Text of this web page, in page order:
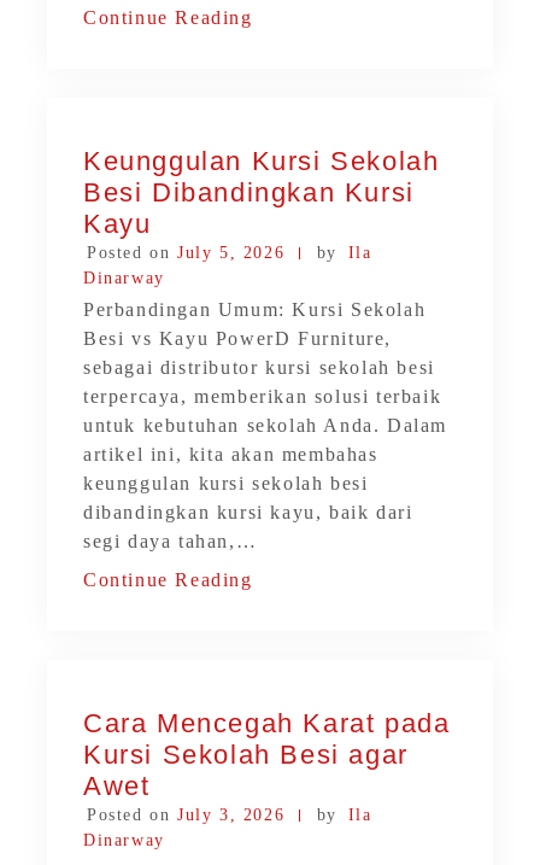
Continue Reading
Keunggulan Kursi Sekolah
Besi Dibandingkan Kursi
Kayu
Posted on July 5, 2026 by
Ila
Dinarway
Perbandingan Umum: Kursi Sekolah
Besi vs Kayu PowerD Furniture,
sebagai distributor kursi sekolah besi
terpercaya, memberikan solusi terbaik
untuk kebutuhan sekolah Anda. Dalam
artikel ini, kita akan membahas
keunggulan kursi sekolah besi
dibandingkan kursi kayu, baik dari
segi daya tahan,…
Continue Reading
Cara Mencegah Karat pada
Kursi Sekolah Besi agar
Awet
Posted on July 3, 2026 by
Ila
Dinarway